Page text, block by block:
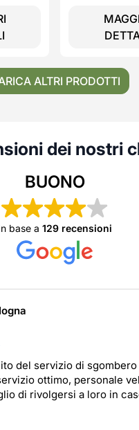
ALTRI PRODOTTI
dei nostri
BUONO
base a 129 recensioni
del servizio di sgombero
ottimo, personale
di rivolgersi a loro in